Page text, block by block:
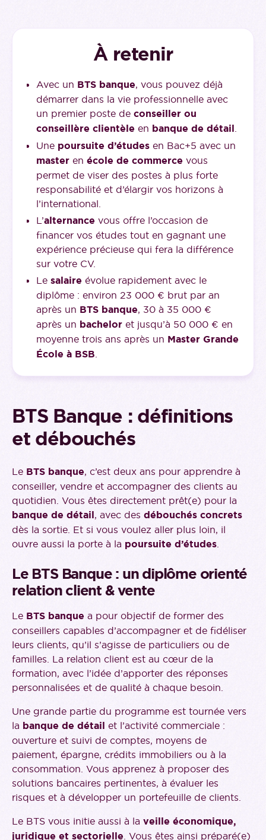
À retenir
Avec un BTS banque, vous pouvez déjà
démarrer dans la vie professionnelle avec
un premier poste de conseiller ou
conseillère clientèle en banque de détail.
Une poursuite d’études en Bac+5 avec un
master en école de commerce vous
permet de viser des postes à plus forte
responsabilité et d’élargir vos horizons à
l’international.
L’alternance vous offre l’occasion de
financer vos études tout en gagnant une
expérience précieuse qui fera la différence
sur votre CV.
Le salaire évolue rapidement avec le
diplôme : environ 23 000 € brut par an
après un BTS banque, 30 à 35 000 €
après un bachelor et jusqu’à 50 000 € en
moyenne trois ans après un Master Grande
École à BSB.
BTS Banque : définitions
et débouchés
Le BTS banque, c’est deux ans pour apprendre à
conseiller, vendre et accompagner des clients au
quotidien. Vous êtes directement prêt(e) pour la
banque de détail, avec des débouchés concrets
dès la sortie. Et si vous voulez aller plus loin, il
ouvre aussi la porte à la poursuite d’études.
Le BTS Banque : un diplôme orienté
relation client & vente
Le BTS banque a pour objectif de former des
conseillers capables d’accompagner et de fidéliser
leurs clients, qu’il s’agisse de particuliers ou de
familles. La relation client est au cœur de la
formation, avec l’idée d’apporter des réponses
personnalisées et de qualité à chaque besoin.
Une grande partie du programme est tournée vers
la banque de détail et l’activité commerciale :
ouverture et suivi de comptes, moyens de
paiement, épargne, crédits immobiliers ou à la
consommation. Vous apprenez à proposer des
solutions bancaires pertinentes, à évaluer les
risques et à développer un portefeuille de clients.
Le BTS vous initie aussi à la veille économique,
juridique et sectorielle. Vous êtes ainsi préparé(e)